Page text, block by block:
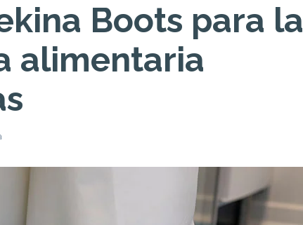
Boots para la
alimentaria